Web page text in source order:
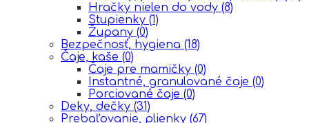
Hračky nielen do vody (8)
Stupienky (1)
Župany (0)
Bezpečnosť, hygiena (18)
Čaje, kaše (0)
Čaje pre mamičky (0)
Instantné, granulované čaje (0)
Porciované čaje (0)
Deky, dečky (31)
Prebaľovanie, plienky (67)